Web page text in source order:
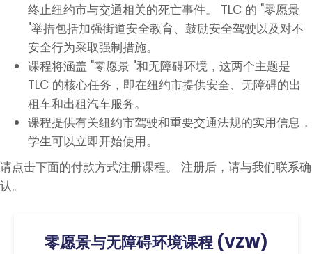
终止纽约市与交通相关的死亡事件。 TLC 的 "零愿景
"举措包括加强街道安全教育、鼓励安全驾驶以及对不
安全行为采取强制措施。
课程将涵盖 "零愿景 "和无障碍环境，这两个主题是
TLC 的核心任务，即在纽约市提供安全、无障碍的出
租车和出租汽车服务。
课程提供有关纽约市驾驶和重要交通法规的实用信息，
学生可以立即开始使用。
请点击下面的付款方式注册课程。 注册后，请与我们联系确
认。
零愿景与无障碍环境课程 (VZW)